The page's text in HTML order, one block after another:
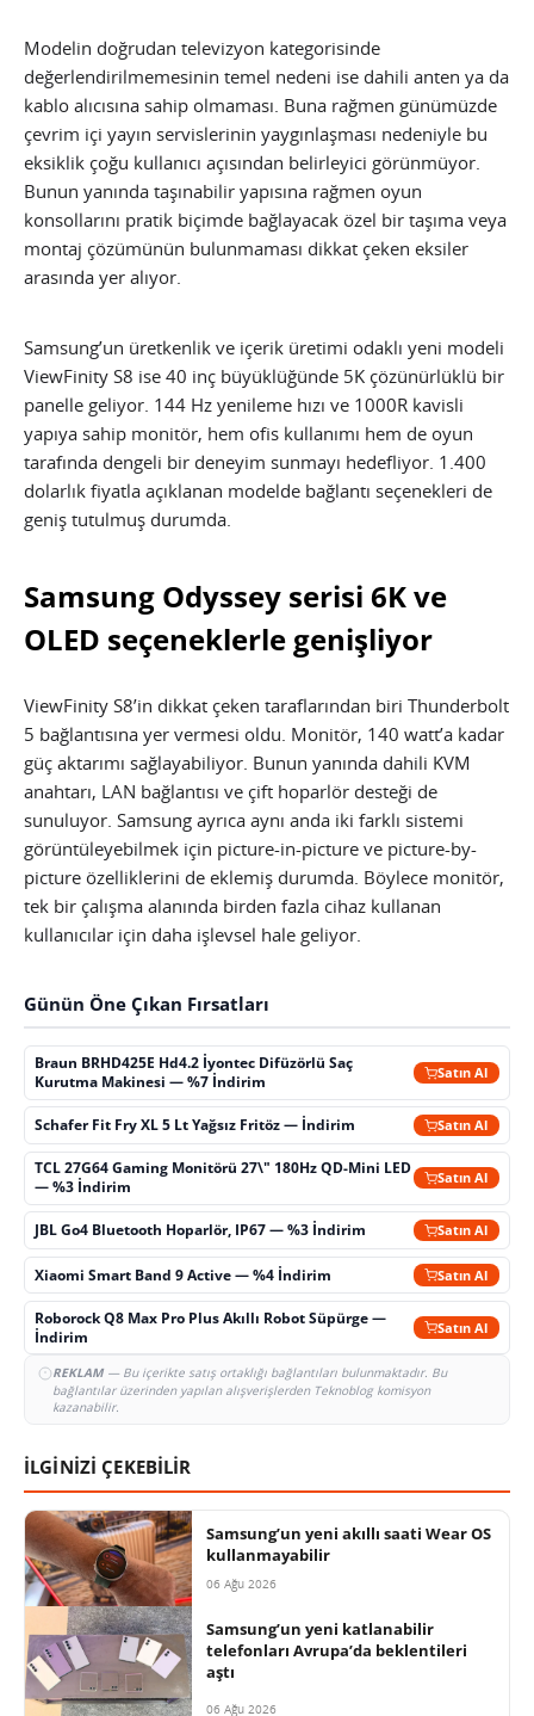
Modelin doğrudan televizyon kategorisinde
değerlendirilmemesinin temel nedeni ise dahili anten ya da
kablo alıcısına sahip olmaması. Buna rağmen günümüzde
çevrim içi yayın servislerinin yaygınlaşması nedeniyle bu
eksiklik çoğu kullanıcı açısından belirleyici görünmüyor.
Bunun yanında taşınabilir yapısına rağmen oyun
konsollarını pratik biçimde bağlayacak özel bir taşıma veya
montaj çözümünün bulunmaması dikkat çeken eksiler
arasında yer alıyor.
Samsung’un üretkenlik ve içerik üretimi odaklı yeni modeli
ViewFinity S8 ise 40 inç büyüklüğünde 5K çözünürlüklü bir
panelle geliyor. 144 Hz yenileme hızı ve 1000R kavisli
yapıya sahip monitör, hem ofis kullanımı hem de oyun
tarafında dengeli bir deneyim sunmayı hedefliyor. 1.400
dolarlık fiyatla açıklanan modelde bağlantı seçenekleri de
geniş tutulmuş durumda.
Samsung Odyssey serisi 6K ve
OLED seçeneklerle genişliyor
ViewFinity S8’in dikkat çeken taraflarından biri Thunderbolt
5 bağlantısına yer vermesi oldu. Monitör, 140 watt’a kadar
güç aktarımı sağlayabiliyor. Bunun yanında dahili KVM
anahtarı, LAN bağlantısı ve çift hoparlör desteği de
sunuluyor. Samsung ayrıca aynı anda iki farklı sistemi
görüntüleyebilmek için picture-in-picture ve picture-by-
picture özelliklerini de eklemiş durumda. Böylece monitör,
tek bir çalışma alanında birden fazla cihaz kullanan
kullanıcılar için daha işlevsel hale geliyor.
Günün Öne Çıkan Fırsatları
Braun BRHD425E Hd4.2 İyontec Difüzörlü Saç
Kurutma Makinesi — %7 İndirim
Satın Al
Schafer Fit Fry XL 5 Lt Yağsız Fritöz — İndirim Satın Al
TCL 27G64 Gaming Monitörü 27\" 180Hz QD-Mini LED
— %3 İndirim
Satın Al
JBL Go4 Bluetooth Hoparlör, IP67 — %3 İndirim Satın Al
Xiaomi Smart Band 9 Active — %4 İndirim Satın Al
Roborock Q8 Max Pro Plus Akıllı Robot Süpürge —
İndirim
Satın Al
REKLAM— Bu içerikte satış ortaklığı bağlantıları bulunmaktadır. Bu
bağlantılar üzerinden yapılan alışverişlerden Teknoblog komisyon
kazanabilir.
İLGİNİZİ ÇEKEBİLİR
Samsung’un yeni akıllı saati Wear OS
kullanmayabilir
06 Ağu 2026
Samsung’un yeni katlanabilir
telefonları Avrupa’da beklentileri
aştı
06 Ağu 2026